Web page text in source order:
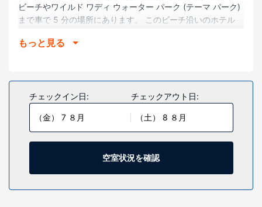
ビーチやワイルド ワディ ウォーター パーク (テーマ パーク)
まで車で 5 分の場所にあります。 このビーチ沿いのホテル
グ モールまで 6.6 km の場所にあります。
全部で 76 ある冷房完備の客室にはミニバー、LED テレビな
どが備わっており、ゆっくりおくつろぎいただけます。テン
ピュールのベッドが客室に備わっています。WiFi (無料)をお
使いいただけるほか、衛星放送の番組をご覧いただけます。
シャワーのある専用バスルームには、レインフォールシャワ
ー、バスアメニティ (無料)が備わっています。
メントでリラックスしてのんびりお過ごしいただけます。屋
もっと見る
チェックイン日:
（金） 7 ８月
チェックアウト日:
（土） 8 ８月
空室状況を確認